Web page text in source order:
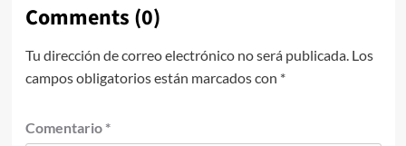
Comments (0)
Tu dirección de correo electrónico no será publicada. Los
campos obligatorios están marcados con *
Comentario *